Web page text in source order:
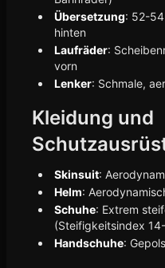
Übersetzung: 52-
hinten
Laufräder:
vorn
Lenker: Schmale,
Kleidung und
Skinsuit:
Helm:
Schuhe: Extrem
(Steifigkeitsindex
Handschuhe: